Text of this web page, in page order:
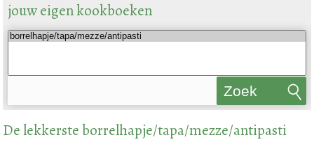
jouw eigen kookboeken
Zoek
De lekkerste borrelhapje/tapa/mezze/antipasti